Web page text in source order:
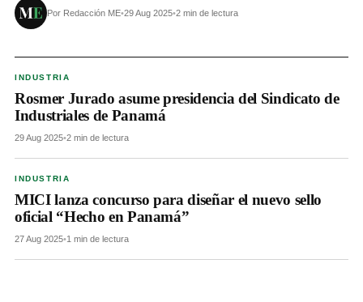
Por Redacción ME•29 Aug 2025•2 min de lectura
INDUSTRIA
Rosmer Jurado asume presidencia del Sindicato de
Industriales de Panamá
29 Aug 2025•2 min de lectura
INDUSTRIA
MICI lanza concurso para diseñar el nuevo sello
oficial “Hecho en Panamá”
27 Aug 2025•1 min de lectura